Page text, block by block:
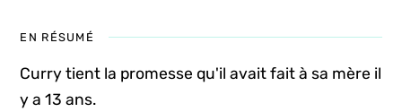
EN RÉSUMÉ
Curry tient la promesse qu'il avait fait à sa mère il
y a 13 ans.